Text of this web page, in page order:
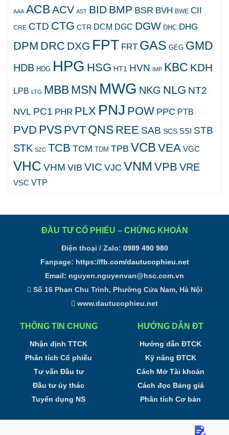
AAA ACBACV AST BID BMP BSR BVH BWE CII
CRE CTD CTG CTR DCM DGC DGW DHC DHG
DPM DRC DXG FPT FRT GAS GEG GMD
HDB HDG HPG HSG HT1 HVN IMP KBC KDH
LPB LTG MBBMSN MWG NKG NLG NT2
NVL PC1 PHR PLX PNJ POW PPC PTB
PVD PVS PVT QNS REE SAB SCS SSI STB
STK SZC TCB TCM TDM TPB VCB VEA VGC
VHC VHM VIB VICVJC VNM VPB VRE
VSC VTP
ĐẦU TƯ CỔ PHIẾU – CHỨNG KHOÁN
Điện thoại / Zalo: 0989 490 980
Fanpage: https://fb.com/dautucophieu.net
Email: nguyen.nguyenvan@hsc.com.vn
Số 16 Phan Chu Trinh, Phường Cửa Nam, Hà Nội
www.dautucophieu.net
THÔNG TIN CHUNG
Nhận định TTCK
Phân tích Cổ phiếu
Tư vấn Đầu tư
Đầu tư ủy thác
Tuyển dụng NS
HƯỚNG DẪN ĐT
Hướng dẫn ĐTCK
Kỹ năng ĐTCK
Cách Mở Tài khoản
Cách đọc Bảng giá
Phân tích Cơ bản